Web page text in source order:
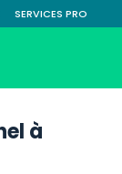
SERVICES PRO
à